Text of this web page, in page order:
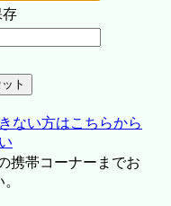
存
ない方はこちらから
携帯コーナーまでお